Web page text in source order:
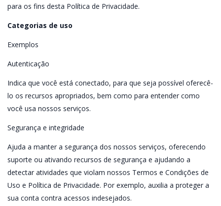
para os fins desta Política de Privacidade.
Categorias de uso
Exemplos
Autenticação
Indica que você está conectado, para que seja possível oferecê-
lo os recursos apropriados, bem como para entender como
você usa nossos serviços.
Segurança e integridade
Ajuda a manter a segurança dos nossos serviços, oferecendo
suporte ou ativando recursos de segurança e ajudando a
detectar atividades que violam nossos Termos e Condições de
Uso e Política de Privacidade. Por exemplo, auxilia a proteger a
sua conta contra acessos indesejados.